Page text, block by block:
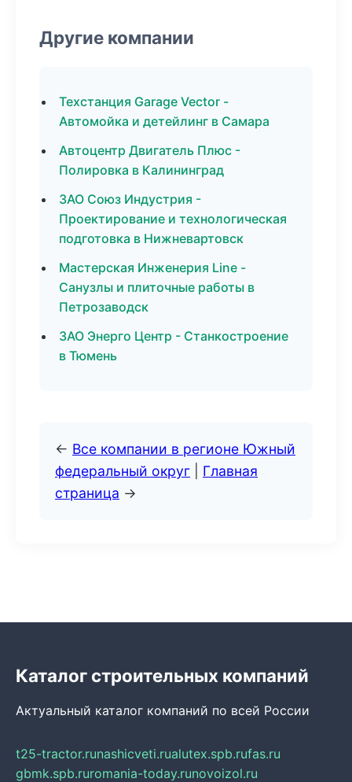
Другие компании
Техстанция Garage Vector -
Автомойка и детейлинг в Самара
Автоцентр Двигатель Плюс -
Полировка в Калининград
ЗАО Союз Индустрия -
Проектирование и технологическая
подготовка в Нижневартовск
Мастерская Инженерия Line -
Санузлы и плиточные работы в
Петрозаводск
ЗАО Энерго Центр - Станкостроение
в Тюмень
← Все компании в регионе Южный
федеральный округ
Главная
страница →
Каталог строительных компаний
Актуальный каталог компаний по всей России
t25-tractor.runashicveti.rualutex.spb.rufas.ru
gbmk.spb.ruromania-today.runovoizol.ru